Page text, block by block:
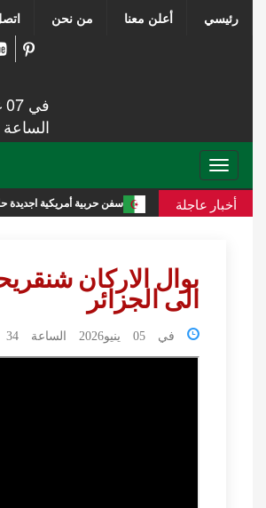
رئيسي أعلن معنا من نحن
الساعة 45 : 02
Toggle
navigation
أخبار عاجلة سفن حربية أمريكية اجديدة حاملة اسم دونالد جديدة
بوال الاركان
الى الجزائر
في 05 ينيو2026 الساعة 34 : 00